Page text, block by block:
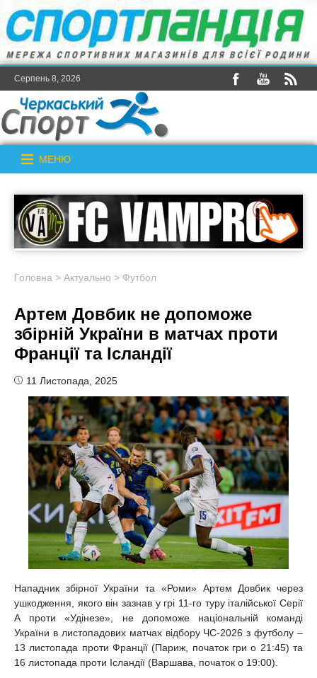
Серпень 8, 2026
МЕНЮ
Головна > Актуально > Футбол
Артем Довбик не допоможе
збірній України в матчах проти
Франції та Ісландії
11 Листопада, 2025
Нападник збірної України та «Роми» Артем Довбик через
ушкодження, якого він зазнав у грі 11-го туру італійської Серії
А проти «Удінезе», не допоможе національній команді
України в листопадових матчах відбору ЧС-2026 з футболу –
13 листопада проти Франції (Париж, початок гри о 21:45) та
16 листопада проти Ісландії (Варшава, початок о 19:00).